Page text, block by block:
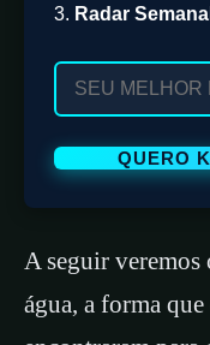
3. Radar Semanal
A seguir
água, a forma